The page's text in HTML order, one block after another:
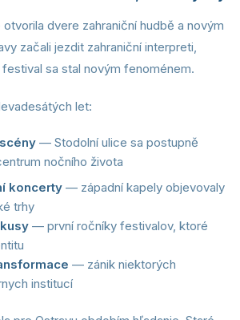
dvere zahraniční hudbě a novým
začali jezdit zahraniční interpreti,
sa stal novým fenoménem.
let:
— Stodolní ulice sa postupně
nočního života
koncerty — západní kapely objevovaly
trhy
— první ročníky festivalov, ktoré
— zánik niektorých
institucí